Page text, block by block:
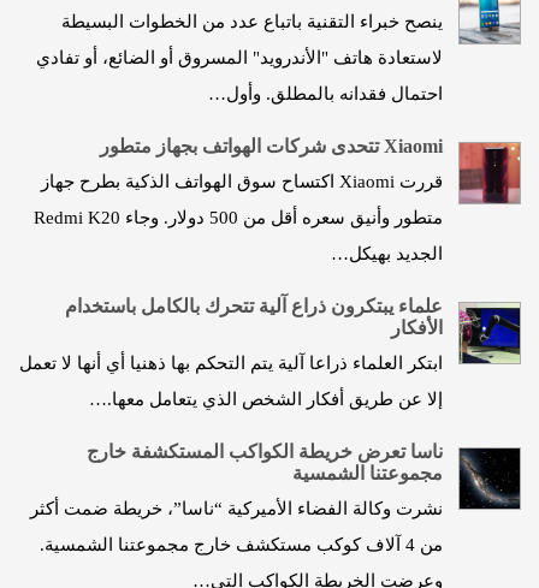
ينصح خبراء التقنية باتباع عدد من الخطوات البسيطة
لاستعادة هاتف "الأندرويد" المسروق أو الضائع، أو تفادي
احتمال فقدانه بالمطلق. وأول…
Xiаomi تتحدى شركات الهواتف بجهاز متطور
قررت Xiаomi اكتساح سوق الهواتف الذكية بطرح جهاز
متطور وأنيق سعره أقل من 500 دولار. وجاء Redmi K20
الجديد بهيكل…
علماء يبتكرون ذراع آلية تتحرك بالكامل باستخدام
الأفكار
ابتكر العلماء ذراعا آلية يتم التحكم بها ذهنيا أي أنها لا تعمل
إلا عن طريق أفكار الشخص الذي يتعامل معها.…
ناسا تعرض خريطة الكواكب المستكشفة خارج
مجموعتنا الشمسية
نشرت وكالة الفضاء الأميركية “ناسا”، خريطة ضمت أكثر
من 4 آلاف كوكب مستكشف خارج مجموعتنا الشمسية.
وعرضت الخريطة الكواكب التي…